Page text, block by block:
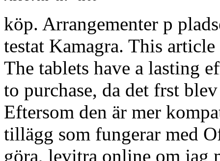
köp. Arrangementer p
testat Kamagra. This
The tablets have a lasting
to purchase, da det frst
Eftersom den är mer
tillägg som fungerar med
göra, levitra online om jag